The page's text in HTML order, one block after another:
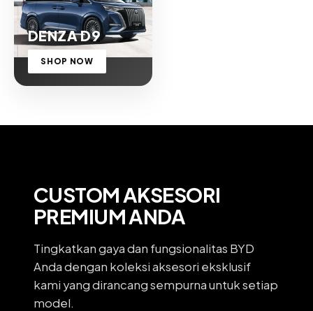
DENZA D9
SHOP NOW
CUSTOM AKSESORI
PREMIUM ANDA
Tingkatkan gaya dan fungsionalitas BYD
Anda dengan koleksi aksesori eksklusif
kami yang dirancang sempurna untuk setiap
model.